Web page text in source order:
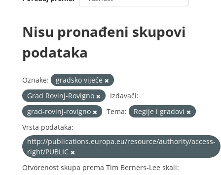
Nisu pronađeni skupovi
podataka
Oznake:
gradsko vijeće
Grad Rovinj-Rovigno
Izdavači:
grad-rovinj-rovigno
Tema:
Regije i gradovi
Vrsta podataka:
http://publications.europa.eu/resource/authority/access-
right/PUBLIC
Otvorenost skupa prema Tim Berners-Lee skali: